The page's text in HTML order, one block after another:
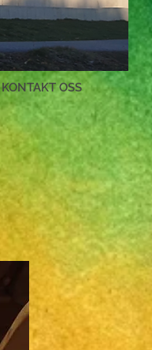
KONTAKT OSS